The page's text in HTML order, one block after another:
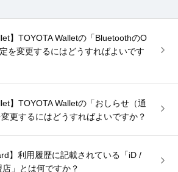
】TOYOTA Walletの「BluetoothのO
を変更するにはどうすればよいです
】TOYOTA Walletの「おしらせ（通
更するにはどうすればよいですか？
】利用履歴に記載されている「iD /
」とは何ですか？